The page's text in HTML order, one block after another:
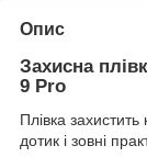
Опис
Захисна
9 Pro
Плівка
дотик і зовні